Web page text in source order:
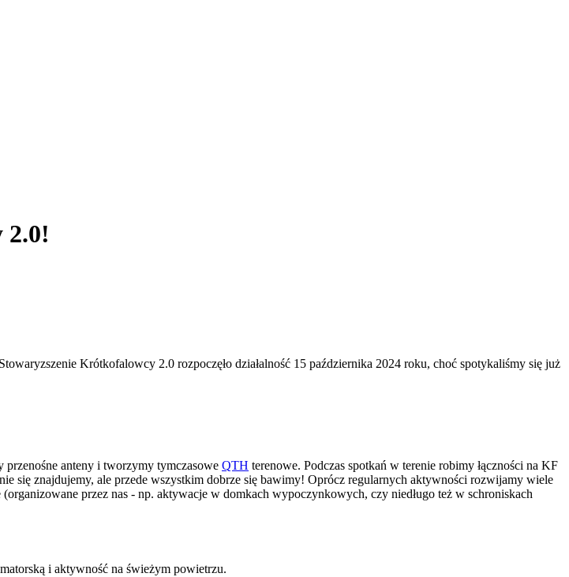
Krótkofalowcy 2.0 rozpoczęło działalność 15 października 2024 roku, choć spotykaliśmy się już
anteny i tworzymy tymczasowe QTH terenowe. Podczas spotkań w terenie robimy łączności na KF
znajdujemy, ale przede wszystkim dobrze się bawimy! Oprócz regularnych aktywności rozwijamy wiele
przez nas - np. aktywacje w domkach wypoczynkowych, czy niedługo też w schroniskach
i aktywność na świeżym powietrzu.